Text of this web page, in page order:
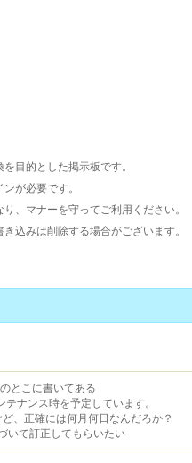
目的とした掲示板です。
が必要です。
、マナーを守ってご利用ください。
込みは削除する場合がございます。
とこに書いてある
ナンス時を予定しています。
、正確には何月何日なんだろか？
いて訂正してもらいたい